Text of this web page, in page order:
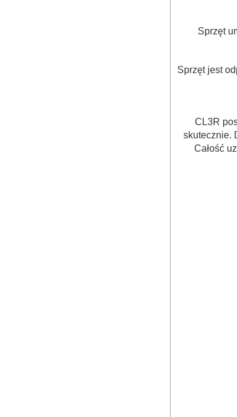
Sprzęt
Sprzęt jest
CL3R
skutecznie.
Całość